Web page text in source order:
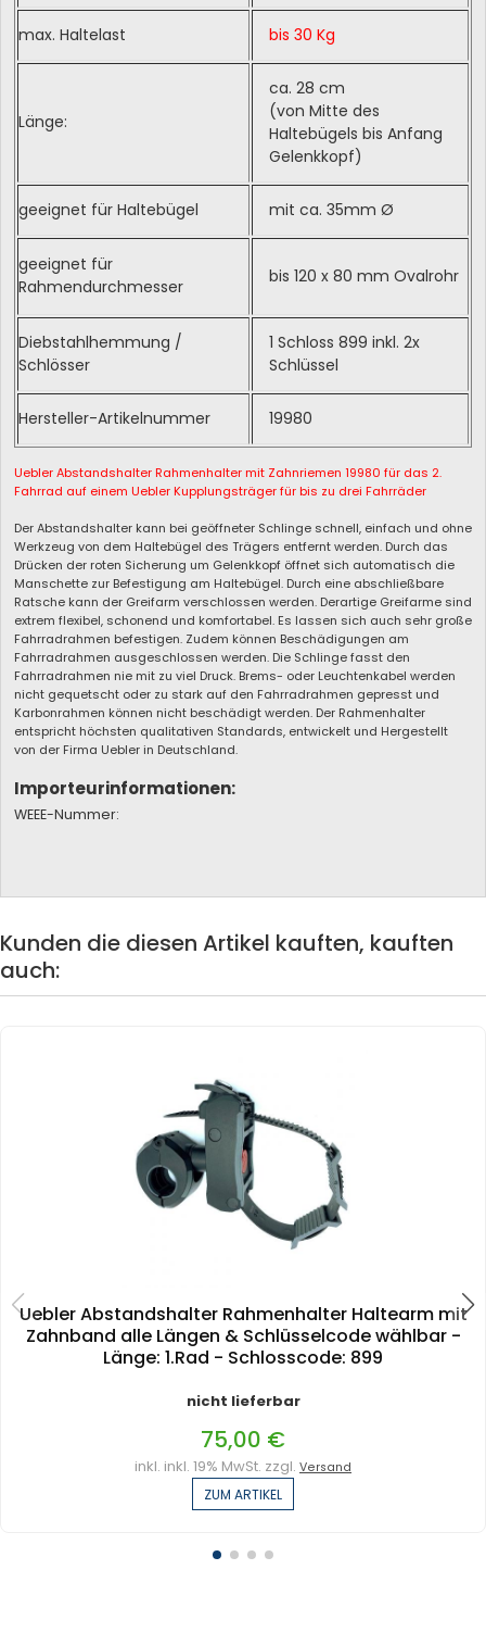
max. Haltelast bis 30 Kg
Länge:
ca. 28 cm
(von Mitte des
Haltebügels bis Anfang
Gelenkkopf)
geeignet für Haltebügel mit ca. 35mm Ø
geeignet für
Rahmendurchmesser
bis 120 x 80 mm Ovalrohr
Diebstahlhemmung /
Schlösser
1 Schloss 899 inkl. 2x
Schlüssel
Hersteller-Artikelnummer 19980
Uebler Abstandshalter Rahmenhalter mit Zahnriemen 19980 für das 2.
Fahrrad auf einem Uebler Kupplungsträger für bis zu drei Fahrräder
Der Abstandshalter kann bei geöffneter Schlinge schnell, einfach und ohne
Werkzeug von dem Haltebügel des Trägers entfernt werden. Durch das
Drücken der roten Sicherung um Gelenkkopf öffnet sich automatisch die
Manschette zur Befestigung am Haltebügel. Durch eine abschließbare
Ratsche kann der Greifarm verschlossen werden. Derartige Greifarme sind
extrem flexibel, schonend und komfortabel. Es lassen sich auch sehr große
Fahrradrahmen befestigen. Zudem können Beschädigungen am
Fahrradrahmen ausgeschlossen werden. Die Schlinge fasst den
Fahrradrahmen nie mit zu viel Druck. Brems- oder Leuchtenkabel werden
nicht gequetscht oder zu stark auf den Fahrradrahmen gepresst und
Karbonrahmen können nicht beschädigt werden. Der Rahmenhalter
entspricht höchsten qualitativen Standards, entwickelt und Hergestellt
von der Firma Uebler in Deutschland.
Importeurinformationen:
WEEE-Nummer:
Kunden die diesen Artikel kauften, kauften
auch:
Uebler Abstandshalter Rahmenhalter Haltearm mit
Zahnband alle Längen & Schlüsselcode wählbar -
Länge: 1.Rad - Schlosscode: 899
nicht lieferbar
75,00 €
inkl. inkl. 19% MwSt. zzgl. Versand
ZUM ARTIKEL